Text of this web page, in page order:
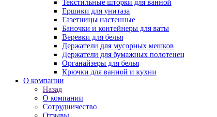
Текстильные шторки для ванной
Ершики для унитаза
Газетницы настенные
Баночки и контейнеры для ваты
Веревки для белья
Держатели для мусорных мешков
Держатели для бумажных полотенец
Органайзеры для белья
Крючки для ванной и кухни
О компании
Назад
О компании
Сотрудничество
Отзывы